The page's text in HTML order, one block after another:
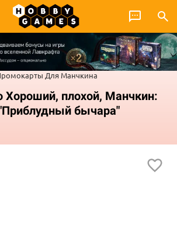
Для Манчкина
плохой, Манчкин:
бычара"